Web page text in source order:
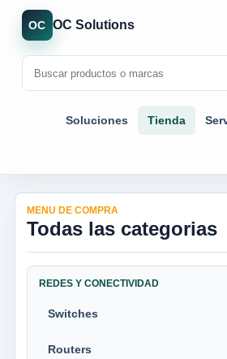
OC OC Solutions
Soluciones Tienda
MENU DE COMPRA
Todas las categorias
REDES Y CONECTIVIDAD
Switches
Routers